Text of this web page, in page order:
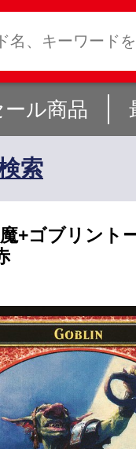
ール商品
索
魔+ゴブリン